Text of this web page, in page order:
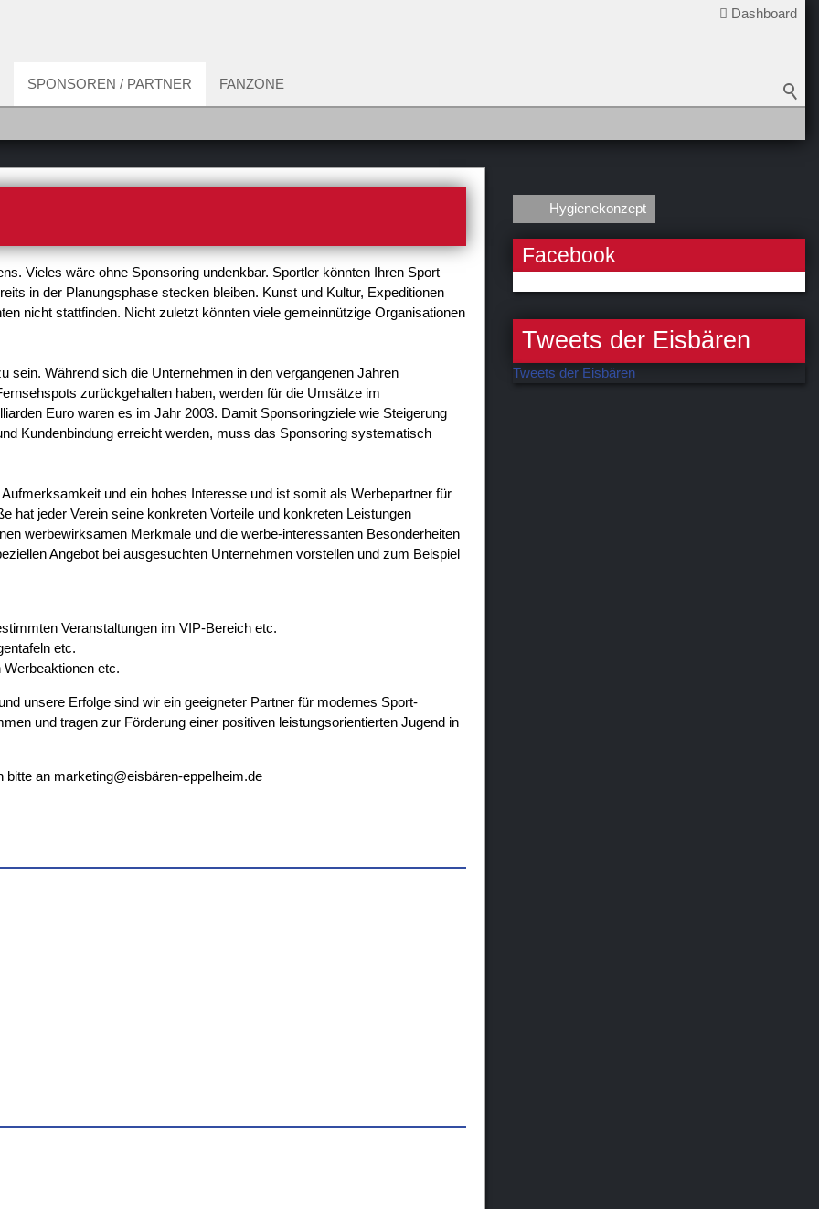
Dashboard
SPONSOREN / PARTNER FANZONE
Vieles wäre ohne Sponsoring undenkbar. Sportler könnten Ihren Sport
in der Planungsphase stecken bleiben. Kunst und Kultur, Expeditionen
nicht stattfinden. Nicht zuletzt könnten viele gemeinnützige Organisationen
sein. Während sich die Unternehmen in den vergangenen Jahren
zurückgehalten haben, werden für die Umsätze im
Euro waren es im Jahr 2003. Damit Sponsoringziele wie Steigerung
Kundenbindung erreicht werden, muss das Sponsoring systematisch
und ein hohes Interesse und ist somit als Werbepartner für
hat jeder Verein seine konkreten Vorteile und konkreten Leistungen
werbewirksamen Merkmale und die werbe-interessanten Besonderheiten
Angebot bei ausgesuchten Unternehmen vorstellen und zum Beispiel
Veranstaltungen im VIP-Bereich etc.
etc.
etc.
unsere Erfolge sind wir ein geeigneter Partner für modernes Sport-
und tragen zur Förderung einer positiven leistungsorientierten Jugend in
an marketing@eisbären-eppelheim.de
Hygienekonzept
Facebook
Tweets der Eisbären
Tweets der Eisbären